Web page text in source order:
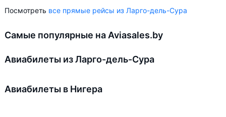
Посмотреть все прямые рейсы из Ларго-дель-Сура
Самые популярные на Aviasales.by
Авиабилеты из Ларго-дель-Сура
Авиабилеты в Нигера